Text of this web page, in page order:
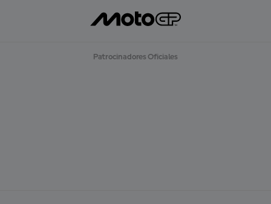
Patrocinadores Oficiales